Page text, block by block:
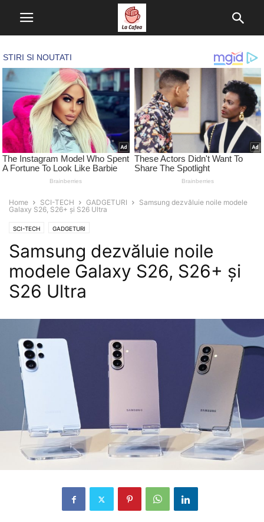
Home SCI-TECH GADGETURI
Samsung dezvăluie noile modele
Galaxy S26, S26+ și S26 Ultra
SCI-TECH GADGETURI
Samsung dezvăluie noile
modele Galaxy S26, S26+ și
S26 Ultra